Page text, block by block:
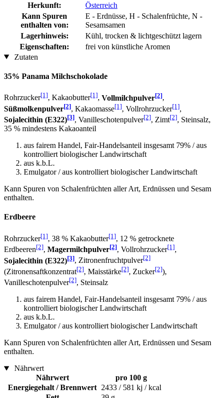
Herkunft:
Österreich
Kann Spuren
enthalten von:
E - Erdnüsse, H - Schalenfrüchte, N -
Sesamsamen
Lagerhinweis:
Kühl, trocken & lichtgeschützt lagern
Eigenschaften:
frei von künstliche Aromen
Zutaten
35% Panama Milchschokolade
Rohrzucker[1], Kakaobutter[1], Vollmilchpulver[2],
Süßmolkenpulver[2], Kakaomasse[1], Vollrohrzucker[1],
Sojalecithin (E322)[3], Vanilleschotenpulver[2], Zimt[2], Steinsalz,
35 % mindestens Kakaoanteil
aus fairem Handel, Fair-Handelsanteil insgesamt 79% / aus
kontrolliert biologischer Landwirtschaft
aus k.b.L.
Emulgator / aus kontrolliert biologischer Landwirtschaft
Kann Spuren von Schalenfrüchten aller Art, Erdnüssen und Sesam
enthalten.
Erdbeere
Rohrzucker[1], 38 % Kakaobutter[1], 12 % getrocknete
Erdbeeren[2], Magermilchpulver[2], Vollrohrzucker[1],
Sojalecithin (E322)[3], Zitronenfruchtpulver[2]
(Zitronensaftkonzentrat[2], Maisstärke[2], Zucker[2]),
Vanilleschotenpulver[2], Steinsalz
aus fairem Handel, Fair-Handelsanteil insgesamt 79% / aus
kontrolliert biologischer Landwirtschaft
aus k.b.L.
Emulgator / aus kontrolliert biologischer Landwirtschaft
Kann Spuren von Schalenfrüchten aller Art, Erdnüssen und Sesam
enthalten.
Nährwert
Nährwert
pro 100 g
Energiegehalt / Brennwert 2433 / 581 kj / kcal